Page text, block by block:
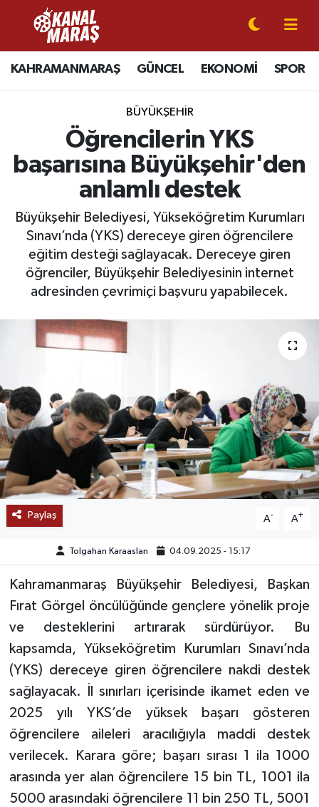
KAHRAMANMARAŞ GÜNCEL EKONOMİ SPOR
BÜYÜKŞEHİR
Öğrencilerin YKS
başarısına Büyükşehir'den
anlamlı destek
Büyükşehir Belediyesi, Yükseköğretim Kurumları
Sınavı’nda (YKS) dereceye giren öğrencilere
eğitim desteği sağlayacak. Dereceye giren
öğrenciler, Büyükşehir Belediyesinin internet
adresinden çevrimiçi başvuru yapabilecek.
Paylaş A- A+
Tolgahan Karaaslan 04.09.2025 - 15:17
Kahramanmaraş Büyükşehir Belediyesi, Başkan
Fırat Görgel öncülüğünde gençlere yönelik proje
ve desteklerini artırarak sürdürüyor. Bu
kapsamda, Yükseköğretim Kurumları Sınavı’nda
(YKS) dereceye giren öğrencilere nakdi destek
sağlayacak. İl sınırları içerisinde ikamet eden ve
2025 yılı YKS’de yüksek başarı gösteren
öğrencilere aileleri aracılığıyla maddi destek
verilecek. Karara göre; başarı sırası 1 ila 1000
arasında yer alan öğrencilere 15 bin TL, 1001 ila
5000 arasındaki öğrencilere 11 bin 250 TL, 5001
CANLI YAYIN
KAHRAMANMARAŞ
GÜNCEL
SPOR
SİYASET
EKONOMİ
GÜNDEM
SAĞLIK
BÖLGE
KEŞFET
POPÜLER
DÜNYA
TREND
MEDYA
OTOMOTİV
TEKNOLOJİ
YAŞAM
Kahramanmaraş Nöbetçi Eczaneler
Kahramanmaraş Hava Durumu
Kahramanmaraş Namaz Vakitleri
Kahramanmaraş Trafik Yoğunluk Haritası
Süper Lig Puan Durumu ve Fikstür
Tüm Manşetler
Son Dakika Haberleri